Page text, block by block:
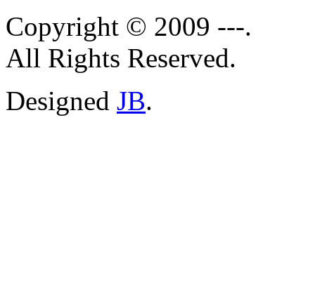
Copyright © 2009 ---.
All Rights Reserved.
Designed JB.